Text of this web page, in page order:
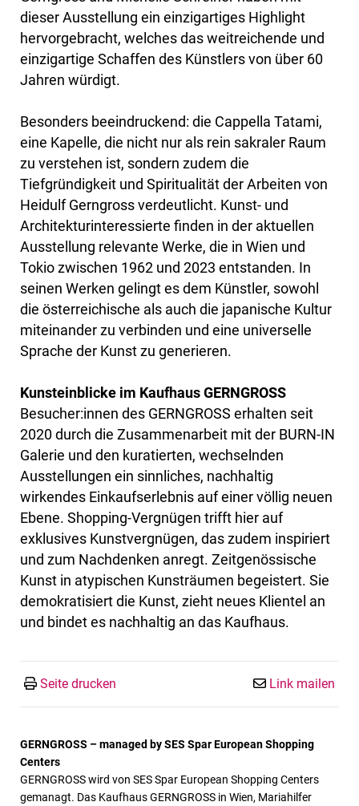
dieser Ausstellung ein einzigartiges Highlight
hervorgebracht, welches das weitreichende und
einzigartige Schaffen des Künstlers von über 60
Jahren würdigt.
Besonders beeindruckend: die Cappella Tatami,
eine Kapelle, die nicht nur als rein sakraler Raum
zu verstehen ist, sondern zudem die
Tiefgründigkeit und Spiritualität der Arbeiten von
Heidulf Gerngross verdeutlicht. Kunst- und
Architekturinteressierte finden in der aktuellen
Ausstellung relevante Werke, die in Wien und
Tokio zwischen 1962 und 2023 entstanden. In
seinen Werken gelingt es dem Künstler, sowohl
die österreichische als auch die japanische Kultur
miteinander zu verbinden und eine universelle
Sprache der Kunst zu generieren.
Kunsteinblicke im Kaufhaus GERNGROSS
Besucher:innen des GERNGROSS erhalten seit
2020 durch die Zusammenarbeit mit der BURN-IN
Galerie und den kuratierten, wechselnden
Ausstellungen ein sinnliches, nachhaltig
wirkendes Einkaufserlebnis auf einer völlig neuen
Ebene. Shopping-Vergnügen trifft hier auf
exklusives Kunstvergnügen, das zudem inspiriert
und zum Nachdenken anregt. Zeitgenössische
Kunst in atypischen Kunsträumen begeistert. Sie
demokratisiert die Kunst, zieht neues Klientel an
und bindet es nachhaltig an das Kaufhaus.
Seite drucken Link mailen
GERNGROSS – managed by SES Spar European Shopping
Centers
GERNGROSS wird von SES Spar European Shopping Centers
gemanagt. Das Kaufhaus GERNGROSS in Wien, Mariahilfer